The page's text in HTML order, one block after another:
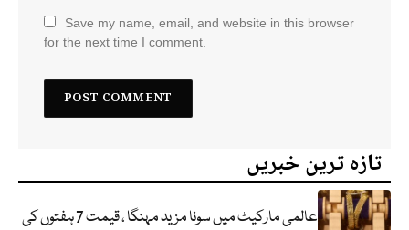
Save my name, email, and website in this browser
for the next time I comment.
تازہ ترین خبریں
عالمی مارکیٹ میں سونا مزید مہنگا ، قیمت 7 ہفتوں کی